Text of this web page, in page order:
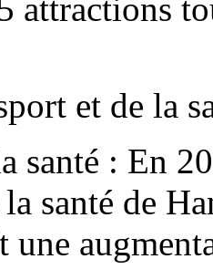
attractions
et de la
santé : En
santé de
une